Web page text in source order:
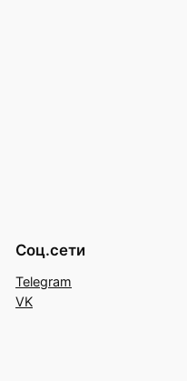
Соц.сети
Telegram
VK